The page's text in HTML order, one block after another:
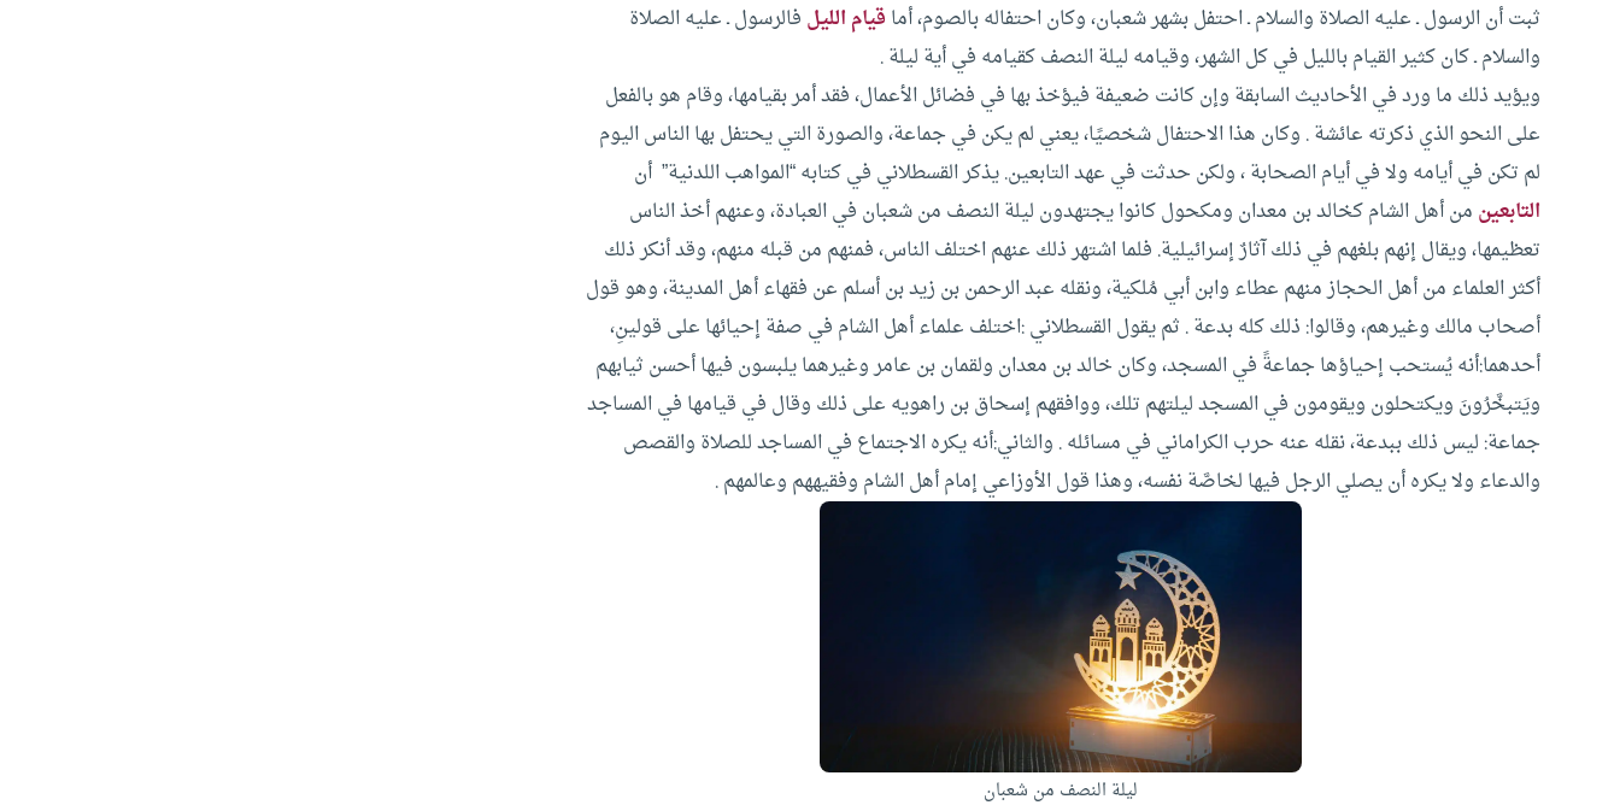
ثبت أن الرسول ـ عليه الصلاة والسلام ـ احتفل بشهر شعبان، وكان احتفاله بالصوم، أما قيام الليل فالرسول ـ عليه الصلاة
والسلام ـ كان كثير القيام بالليل في كل الشهر، وقيامه ليلة النصف كقيامه في أية ليلة .
ويؤيد ذلك ما ورد في الأحاديث السابقة وإن كانت ضعيفة فيؤخذ بها في فضائل الأعمال، فقد أمر بقيامها، وقام هو بالفعل
على النحو الذي ذكرته عائشة . وكان هذا الاحتفال شخصيًا، يعني لم يكن في جماعة، والصورة التي يحتفل بها الناس اليوم
لم تكن في أيامه ولا في أيام الصحابة ، ولكن حدثت في عهد التابعين.يذكر القسطلاني في كتابه “المواهب اللدنية” أن
التابعين من أهل الشام كخالد بن معدان ومكحول كانوا يجتهدون ليلة النصف من شعبان في العبادة، وعنهم أخذ الناس
تعظيمها، ويقال إنهم بلغهم في ذلك آثارٌ إسرائيلية. فلما اشتهر ذلك عنهم اختلف الناس، فمنهم من قبله منهم، وقد أنكر ذلك
أكثر العلماء من أهل الحجاز منهم عطاء وابن أبي مُلكية، ونقله عبد الرحمن بن زيد بن أسلم عن فقهاء أهل المدينة، وهو قول
أصحاب مالك وغيرهم، وقالوا: ذلك كله بدعة . ثم يقول القسطلاني :اختلف علماء أهل الشام في صفة إحيائها على قولينِ،
أحدهما:أنه يُستحب إحياؤها جماعةً في المسجد، وكان خالد بن معدان ولقمان بن عامر وغيرهما يلبسون فيها أحسن ثيابهم
ويَتبخَّرُونَ ويكتحلون ويقومون في المسجد ليلتهم تلك، ووافقهم إسحاق بن راهويه على ذلك وقال في قيامها في المساجد
جماعة: ليس ذلك ببدعة، نقله عنه حرب الكراماني في مسائله . والثاني:أنه يكره الاجتماع في المساجد للصلاة والقصص
والدعاء ولا يكره أن يصلي الرجل فيها لخاصَّة نفسه، وهذا قول الأوزاعي إمام أهل الشام وفقيههم وعالمهم .
ليلة النصف من شعبان